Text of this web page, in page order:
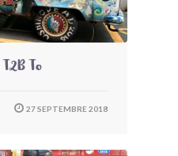
To
27 SEPTEMBRE 2018